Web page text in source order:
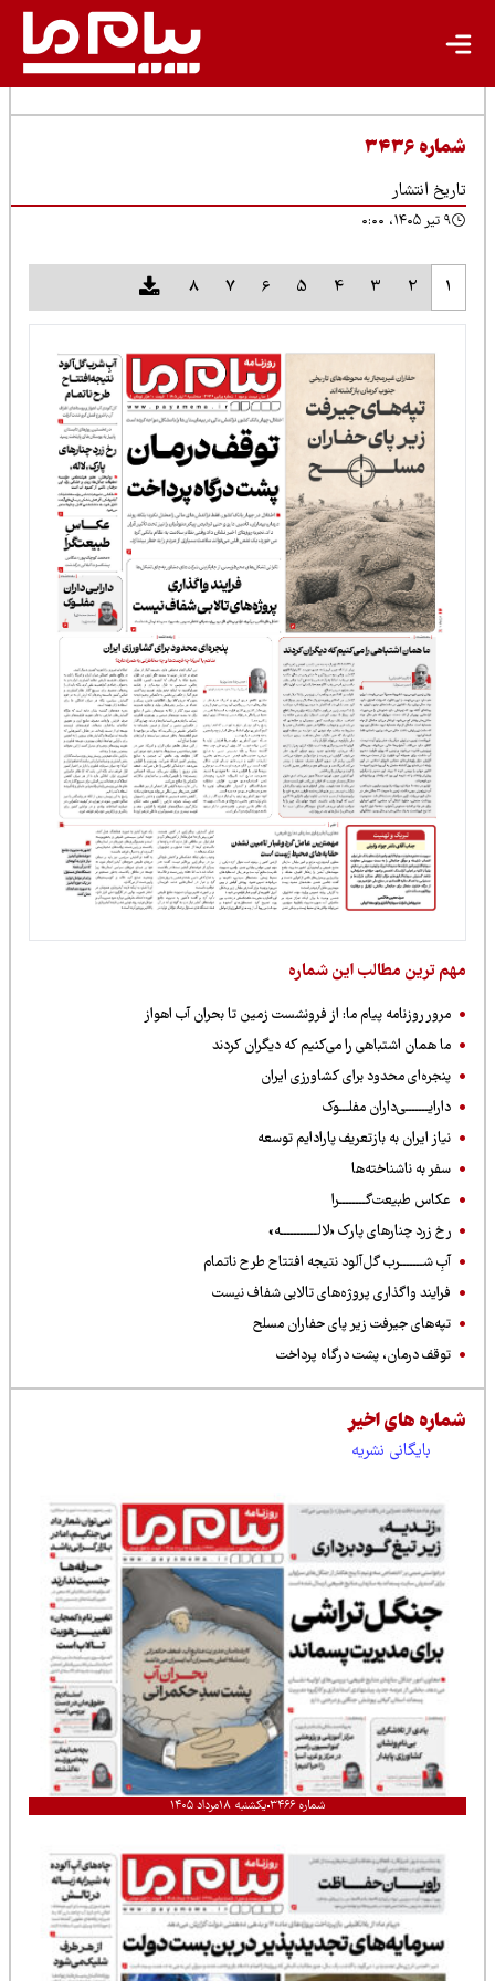
شماره ۳۴۳۶
تاریخ انتشار
۹ تیر ۱۴۰۵، ۰:۰۰
1
2
3
4
5
6
7
8
مهم ترین مطالب این شماره
مرور روزنامه پیام ما: از فرونشست زمین تا بحران آب اهواز
ما همان اشتباهی را می‌کنیم که دیگران کردند
پنجره‌ای محدود برای کشاورزی ایران
دارایـــــــی‌داران مفلـــوک
نیاز ایران به بازتعریف پارادایم توسعه
سفر به ناشناخته‌ها
عکاس طبیعت‌گــــــــرا
رخ زرد چنارهای پارک «لالـــــــــــه»
آبِ شـــــــرب گل‌آلود نتیجه افتتاح طرح ناتمام
فرایند واگذاری پروژه‌های تالابی شفاف نیست
تپه‌های جیرفت زیر پای حفاران مسلح
توقف درمان، پشت درگاه پرداخت
شماره های اخیر
بایگانی نشریه
شماره ۳۴۶۶ یکشنبه ۱۸مرداد ۱۴۰۵